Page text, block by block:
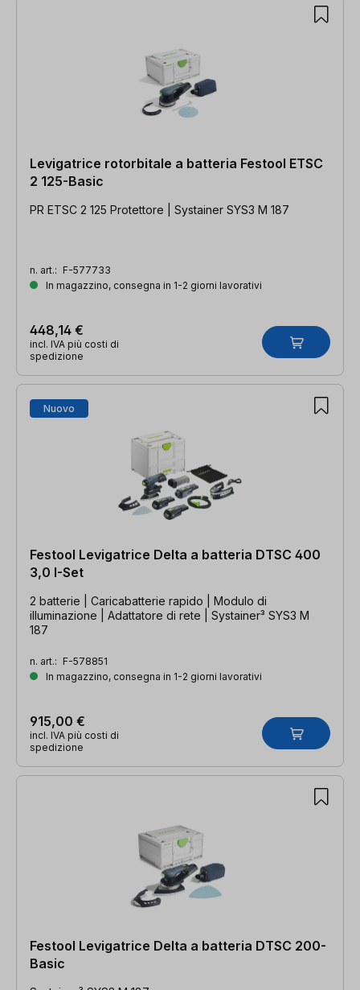
Levigatrice rotorbitale a batteria Festool ETSC
2 125-Basic
PR ETSC 2 125 Protettore | Systainer SYS3 M 187
n. art.: F-577733
In magazzino, consegna in 1-2 giorni lavorativi
448,14 €
incl. IVA più costi di
spedizione
Nuovo
Festool Levigatrice Delta a batteria DTSC 400
3,0 I-Set
2 batterie | Caricabatterie rapido | Modulo di
illuminazione | Adattatore di rete | Systainer³ SYS3 M
187
n. art.: F-578851
In magazzino, consegna in 1-2 giorni lavorativi
915,00 €
incl. IVA più costi di
spedizione
Festool Levigatrice Delta a batteria DTSC 200-
Basic